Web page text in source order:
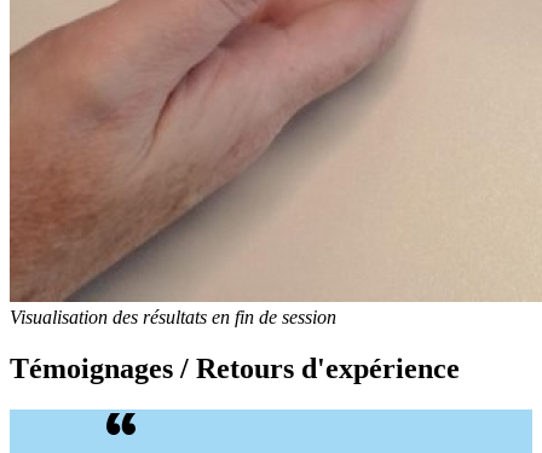
Visualisation des résultats en fin de session
Témoignages / Retours d'expérience